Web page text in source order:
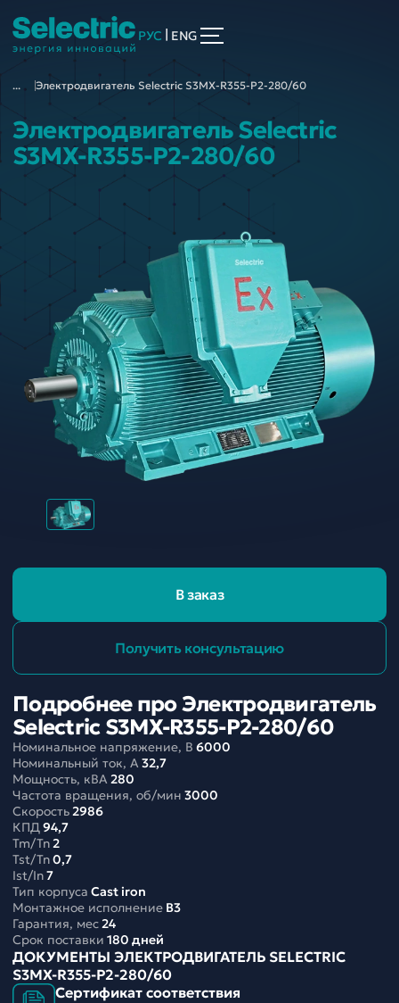
РУС ENG
... Электродвигатель Selectric S3MX-R355-P2-280/60
Электродвигатель Selectric
S3MX-R355-P2-280/60
В заказ
Получить консультацию
Подробнее про Электродвигатель
Selectric S3MX-R355-P2-280/60
Номинальное напряжение, В 6000
Номинальный ток, A32,7
Мощность, кВА280
Частота вращения, об/мин 3000
Скорость2986
КПД94,7
Tm/Tn2
Tst/Tn0,7
Ist/In7
Тип корпуса Cast iron
Монтажное исполнение B3
Гарантия, мес24
Срок поставки 180 дней
ДОКУМЕНТЫ ЭЛЕКТРОДВИГАТЕЛЬ SELECTRIC
S3MX-R355-P2-280/60
Сертификат соответствия